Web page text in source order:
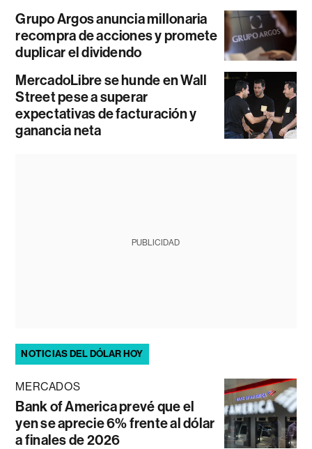
Grupo Argos anuncia millonaria
recompra de acciones y promete
duplicar el dividendo
MercadoLibre se hunde en Wall
Street pese a superar
expectativas de facturación y
ganancia neta
PUBLICIDAD
NOTICIAS DEL DÓLAR HOY
MERCADOS
Bank of America prevé que el
yen se aprecie 6% frente al dólar
a finales de 2026